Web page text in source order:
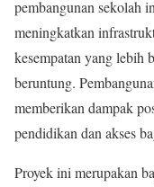
pembangunan sekolah
meningkatkan
kesempatan yang lebih
beruntung.
memberikan dampak
pendidikan dan akses
Proyek ini merupakan